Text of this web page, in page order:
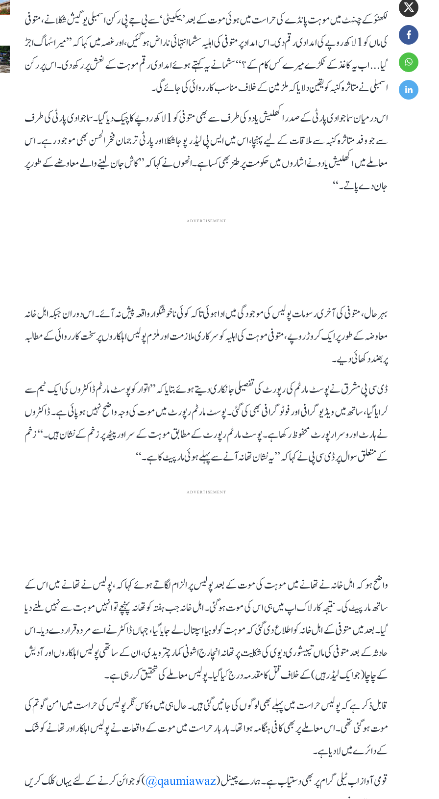
لکھنؤ کے چنہٹ میں موہت پانڈے کی حراست میں ہوئی موت کے بعد ’بیکیٹی‘ سے بی جے پی رکن اسمبلی یوگیش شکلا نے، متوفی
کی ماں کو 1 لاکھ روپے کی امدادی رقم دی۔ اس امداد پر متوفی کی اہلیہ سشما انتہائی ناراض ہو گئیں، اور غصہ میں کہا کہ ’’میرا سُہاگ اجڑ
گیا... اب یہ کاغذ کے ٹکڑے میرے کس کام کے؟‘‘ سشما نے یہ کہتے ہوئے امدادی رقم موہت کے نعش پر رکھ دی۔ اس پر رکن
اسمبلی نے متاثرہ کنبہ کو یقین دلایا کہ ملزمین کے خلاف مناسب کارروائی کی جائے گی۔
اس درمیان سماجوادی پارٹی کے صدر اکھلیش یادو کی طرف سے بھی متوفی کو 1 لاکھ روپے کا چیک دیا گیا۔ سماجوادی پارٹی کی طرف
سے جو وفد متاثرہ کنبہ سے ملاقات کے لیے پہنچا، اس میں ایس پی لیڈر پوجا شکلا اور پارٹی ترجمان فخر الحسن بھی موجود رہے۔ اس
معاملے میں اکھلیش یادو نے اشاروں میں حکومت پر طنز بھی کسا ہے۔ انھوں نے کہا کہ ’’کاش جان لینے والے معاوضے کے طور پر
جان دے پاتے۔‘‘
ADVERTISEMENT
بہرحال، متوفی کی آخری رسومات پولیس کی موجودگی میں ادا ہوئی تاکہ کوئی ناخوشگوار واقعہ پیش نہ آئے۔ اس دوران جبکہ اہل خانہ
معاوضہ کے طور پر ایک کروڑ روپے، متوفی موہت کی اہلیہ کو سرکاری ملازمت اور ملزم پولیس اہلکاروں پر سخت کارروائی کے مطالبہ
پر بضد دکھائی دیے۔
ڈی سی پی مشرق نے پوسٹ مارٹم کی رپورٹ کی تفصیلی جانکاری دیتے ہوئے بتایا کہ ’’اتوار کو پوسٹ مارٹم ڈاکٹروں کی ایک ٹیم سے
کرایا گیا، ساتھ میں ویڈیوگرافی اور فوٹوگرافی بھی کی گئی۔ پوسٹ مارٹم رپورٹ میں موت کی وجہ واضح نہیں ہو پائی ہے۔ ڈاکٹروں
نے ہارٹ اور وسرا رپورٹ محفوظ رکھا ہے۔ پوسٹ مارٹم رپورٹ کے مطابق موہت کے سر اور پیٹھ پر زخم کے نشان ہیں۔‘‘ زخم
کے متعلق سوال پر ڈی سی پی نے کہا کہ ’’یہ نشان تھانہ آنے سے پہلے ہوئی مارپیٹ کا ہے۔‘‘
ADVERTISEMENT
واضح ہو کہ اہل خانہ نے تھانے میں موہت کی موت کے بعد پولیس پر الزام لگاتے ہوئے کہا کہ، پولیس نے تھانے میں اس کے
ساتھ مار پیٹ کی۔ نتیجہ کار لاک اپ میں ہی اس کی موت ہو گئی۔ اہل خانہ جب ہفتہ کو تھانہ پہنچے تو انہیں موہت سے نہیں ملنے دیا
گیا۔ بعد میں متوفی کے اہل خانہ کو اطلاع دی گئی کہ موہت کو لوہیا اسپتال لے جایا گیا، جہاں ڈاکٹر نے اسے مردہ قرار دے دیا۔ اس
حادثہ کے بعد متوفی کی ماں تپیشوری دیوی کی شکایت پر تھانہ انچارج اشونی کمار چترویدی، ان کے ساتھی پولیس اہلکاروں اور آدیش
کے چاچا (جو ایک لیڈر ہیں) کے خلاف قتل کا مقدمہ درج کیا گیا۔ پولیس معاملے کی تحقیق کر رہی ہے۔
قابل ذکر ہے کہ پولیس حراست میں پہلے بھی لوگوں کی جانیں گئی ہیں۔ حال ہی میں وکاس نگر پولیس کی حراست میں امن گوتم کی
موت ہو گئی تھی۔ اس معاملے پر بھی کافی ہنگامہ ہوا تھا۔ بار بار حراست میں موت کے واقعات نے پولیس اہلکار اور تھانے کو شک
کے دائرے میں لا دیا ہے۔
قومی آواز اب ٹیلی گرام پر بھی دستیاب ہے۔ ہمارے چینل (qaumiawaz@
) کو جوائن کرنے کے لئے یہاں کلک کریں